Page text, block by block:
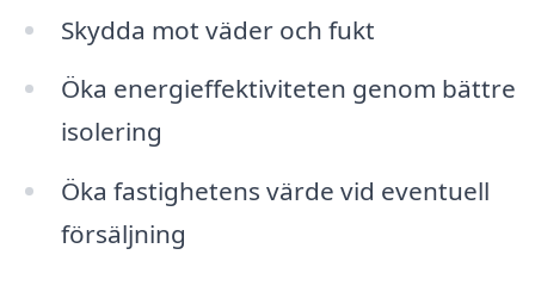
Skydda mot väder och fukt
Öka energieffektiviteten genom bättre
isolering
Öka fastighetens värde vid eventuell
försäljning